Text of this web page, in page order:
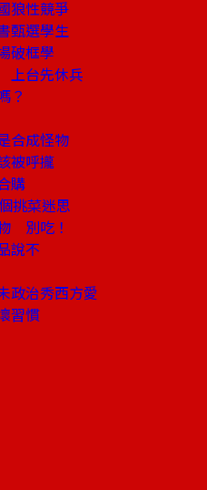
狼性競爭
甄選學生
破框學
上台先休兵
？
合成怪物
被呼攏
購
挑菜迷思
別吃！
說不
政治秀西方愛
習慣